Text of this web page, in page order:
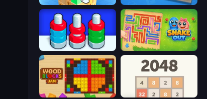
Snake Out: Maze Escape
Wood Blocks Jam 2048